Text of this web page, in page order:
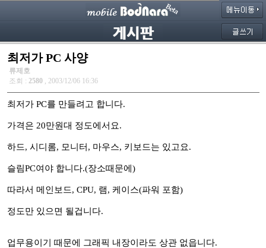
최저가 PC 사양
류제호
조회 : 2580 , 2003/12/06 16:36
최저가 PC를 만들려고 합니다.
가격은 20만원대 정도에서요.
하드, 시디롬, 모니터, 마우스, 키보드는 있고요.
슬림PC여야 합니다.(장소때문에)
따라서 메인보드, CPU, 램, 케이스(파워 포함)
정도만 있으면 될겁니다.
업무용이기 때문에 그래픽 내장이라도 상관 없읍니다.